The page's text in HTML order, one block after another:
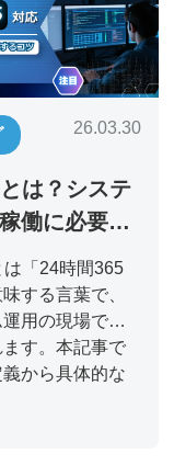
26.03.30
は？システ
働に必要な
・コストを
は「24時間365
する言葉で、
用の現場でよ
す。本記事で
から具体的な